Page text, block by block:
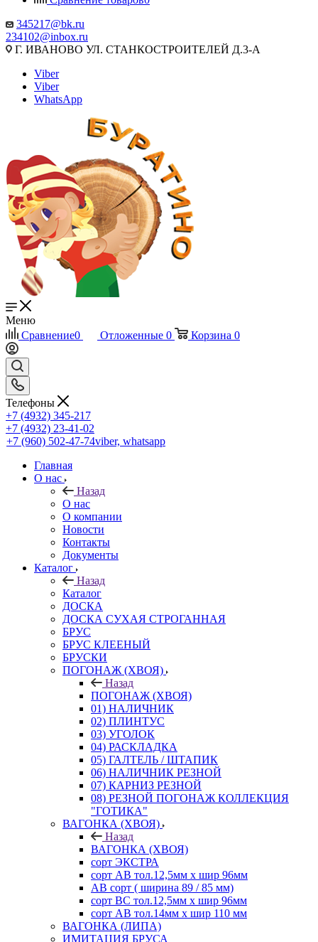
345217@bk.ru
234102@inbox.ru
Г. ИВАНОВО УЛ. СТАНКОСТРОИТЕЛЕЙ Д.3-А
Viber
Viber
WhatsApp
Меню
Сравнение0 Отложенные 0 Корзина 0
Телефоны
+7 (4932) 345-217
+7 (4932) 23-41-02
+7 (960) 502-47-74viber, whatsapp
Главная
О нас
Назад
О нас
О компании
Новости
Контакты
Документы
Каталог
Назад
Каталог
ДОСКА
ДОСКА СУХАЯ СТРОГАННАЯ
БРУС
БРУС КЛЕЕНЫЙ
БРУСКИ
ПОГОНАЖ (ХВОЯ)
Назад
ПОГОНАЖ (ХВОЯ)
01) НАЛИЧНИК
02) ПЛИНТУС
03) УГОЛОК
04) РАСКЛАДКА
05) ГАЛТЕЛЬ / ШТАПИК
06) НАЛИЧНИК РЕЗНОЙ
07) КАРНИЗ РЕЗНОЙ
08) РЕЗНОЙ ПОГОНАЖ КОЛЛЕКЦИЯ
"ГОТИКА"
ВАГОНКА (ХВОЯ)
Назад
ВАГОНКА (ХВОЯ)
сорт ЭКСТРА
сорт АВ тол.12,5мм х шир 96мм
АВ сорт ( ширина 89 / 85 мм)
сорт ВС тол.12,5мм х шир 96мм
сорт АВ тол.14мм х шир 110 мм
ВАГОНКА (ЛИПА)
ИМИТАЦИЯ БРУСА